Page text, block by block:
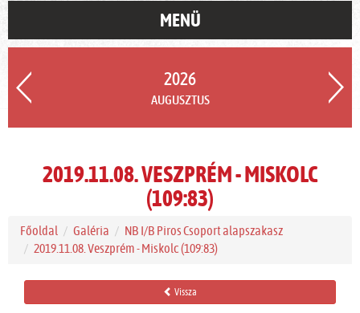
MENÜ
2026
AUGUSZTUS
2019.11.08. VESZPRÉM - MISKOLC
(109:83)
Főoldal Galéria
NB I/B Piros Csoport alapszakasz
2019.11.08. Veszprém - Miskolc (109:83)
Vissza